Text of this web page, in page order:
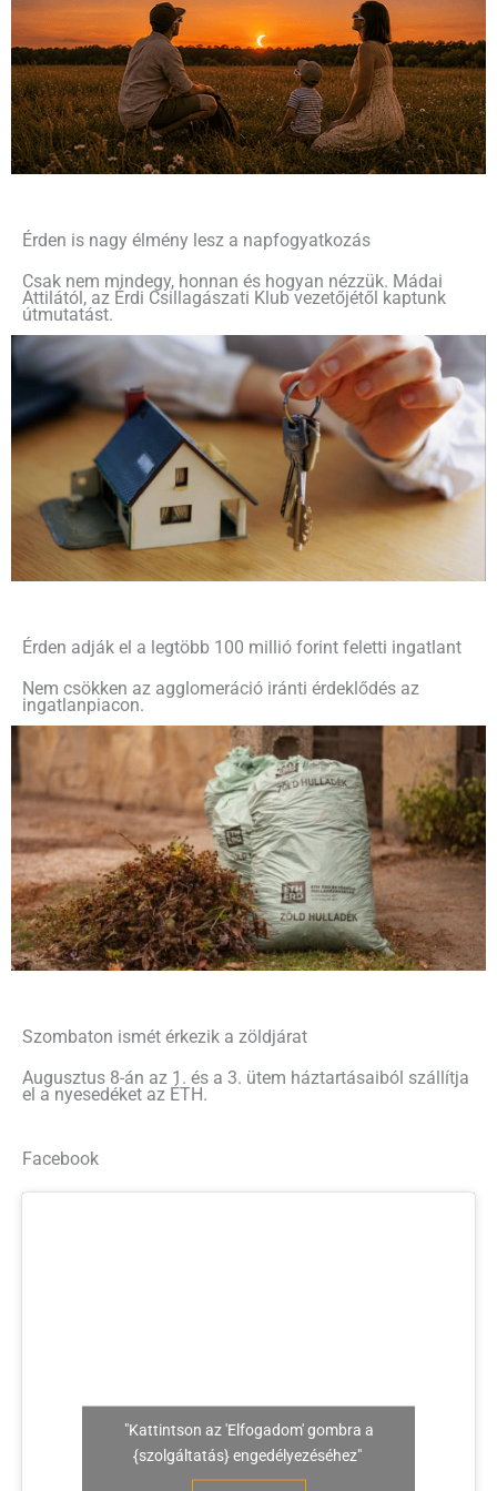
Érden is nagy élmény lesz a napfogyatkozás
Csak nem mindegy, honnan és hogyan nézzük. Mádai
Attilától, az Érdi Csillagászati Klub vezetőjétől kaptunk
útmutatást.
Érden adják el a legtöbb 100 millió forint feletti ingatlant
Nem csökken az agglomeráció iránti érdeklődés az
ingatlanpiacon.
Szombaton ismét érkezik a zöldjárat
Augusztus 8-án az 1. és a 3. ütem háztartásaiból szállítja
el a nyesedéket az ÉTH.
Facebook
"Kattintson az 'Elfogadom' gombra a
{szolgáltatás} engedélyezéséhez"